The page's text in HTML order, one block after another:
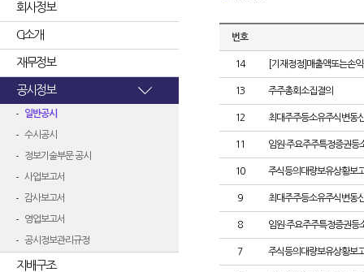
회사정보
CI소개
재무정보
공시정보
일반공시
수시공시
정보기술부문 공시
사업보고서
감사보고서
영업보고서
공시정보관리규정
지배구조
번호
14 [기재정정]매출액또는손
13 주주총회소집결의
12 최대주주등소유주식변동
11 임원·주요주주특정증권등
10 주식등의대량보유상황보
9 최대주주등소유주식변동
8 임원·주요주주특정증권등
7 주식등의대량보유상황보